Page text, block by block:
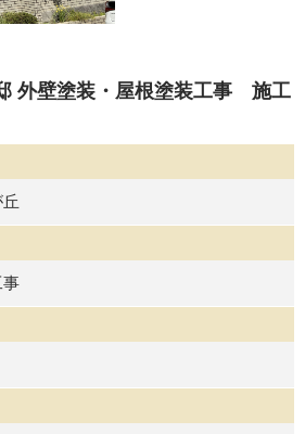
外壁塗装・屋根塗装工事 施工
事